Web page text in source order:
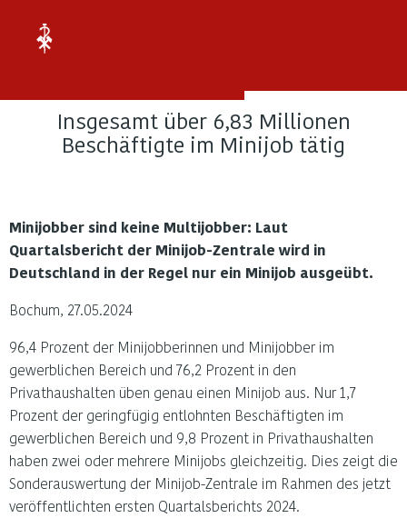
Verband
e.V.
Bochum
Insgesamt
Millionen
Beschäftigte
im
Minijob
tätig
Insgesamt über 6,83 Millionen
Beschäftigte im Minijob tätig
Minijobber sind keine Multijobber: Laut
Quartalsbericht der Minijob-Zentrale wird in
Deutschland in der Regel nur ein Minijob ausgeübt.
Bochum, 27.05.2024
96,4 Prozent der Minijobberinnen und Minijobber im
gewerblichen Bereich und 76,2 Prozent in den
Privathaushalten üben genau einen Minijob aus. Nur 1,7
Prozent der geringfügig entlohnten Beschäftigten im
gewerblichen Bereich und 9,8 Prozent in Privathaushalten
haben zwei oder mehrere Minijobs gleichzeitig. Dies zeigt die
Sonderauswertung der Minijob-Zentrale im Rahmen des jetzt
veröffentlichten ersten Quartalsberichts 2024.